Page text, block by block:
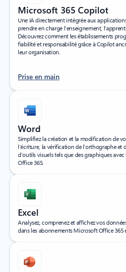
Microsoft 365 Copilot
Une IA directement intégrée aux
prendre en charge l’enseignement,
Découvrez comment les établissements
fiabilité et responsabilité grâce à Copilot
leur organisation.
Prise en main
Word
Simplifiez la création et la modification de
l’écriture, la vérification de l’orthographe et
d’outils visuels tels que des graphiques
Office 365.
Excel
Analysez, comprenez et affichez vos
dans les abonnements Microsoft Office 365